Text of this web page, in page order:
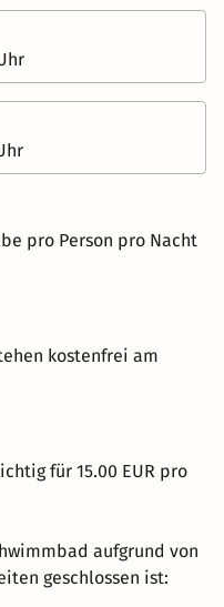
pro Person pro Nacht
kostenfrei am
für 15.00 EUR pro
aufgrund von
geschlossen ist: